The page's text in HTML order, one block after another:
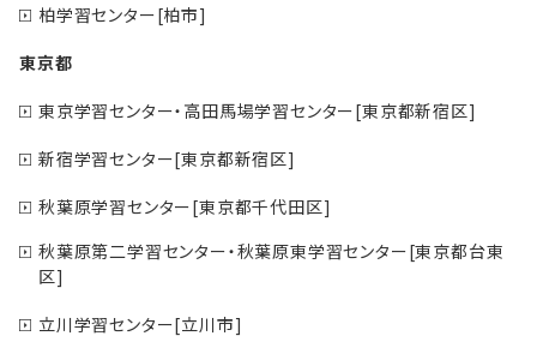
柏学習センター[柏市]
東京都
東京学習センター・高田馬場学習センター[東京都新宿区]
新宿学習センター[東京都新宿区]
秋葉原学習センター[東京都千代田区]
秋葉原第二学習センター・秋葉原東学習センター[東京都台東
区]
立川学習センター[立川市]